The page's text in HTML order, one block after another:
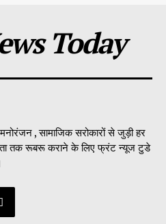
Today
, सामाजिक सरोकारों से जुड़ी हर
तक रूबरू कराने के लिए फ्रंट न्यूज टुडे